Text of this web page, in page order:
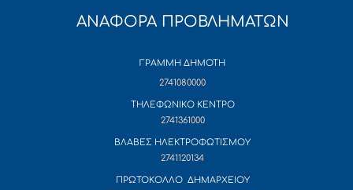
ΑΝΑΦΟΡΑ ΠΡΟΒΛΗΜΑΤΩΝ
ΓΡΑΜΜΗ ΔΗΜΟΤΗ
2741080000
ΤΗΛΕΦΩΝΙΚΟ ΚΕΝΤΡΟ
2741361000
ΒΛΑΒΕΣ ΗΛΕΚΤΡΟΦΩΤΙΣΜΟΥ
2741120134
ΠΡΩΤΟΚΟΛΛΟ ΔΗΜΑΡΧΕΙΟΥ